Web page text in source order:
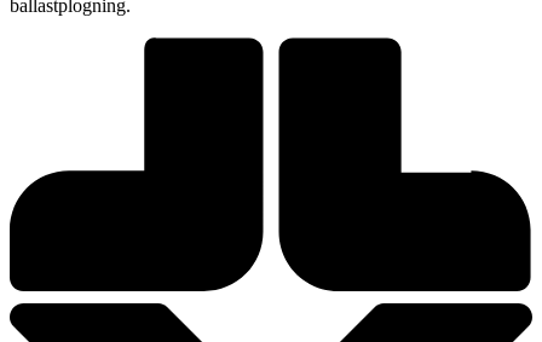
ballastplogning.